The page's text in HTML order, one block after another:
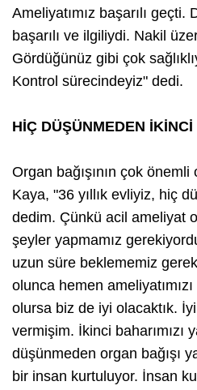
Ameliyatımız başarılı geçti.
başarılı ve ilgiliydi. Nakil
Gördüğünüz gibi çok
Kontrol sürecindeyiz" dedi. ​
HİÇ DÜŞÜNMEDEN
Organ bağışının çok
Kaya, "36 yıllık evliyiz, hiç
dedim. Çünkü acil ameliyat
şeyler yapmamız
uzun süre beklememiz
olunca hemen
olursa biz de iyi olacaktık.
vermişim. İkinci baharımızı
düşünmeden organ bağışı
bir insan kurtuluyor. İnsan